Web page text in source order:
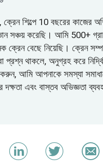
ক্রেন শিল্পে 10 বছরের কাজের
সঞ্চয় করেছি। আমি 500+
ক্রেন বেছে নিয়েছি। ক্রেন
প্রশ্ন থাকলে, অনুগ্রহ করে
আমি আপনাকে সমস্যা
এবং বাস্তব অভিজ্ঞতা